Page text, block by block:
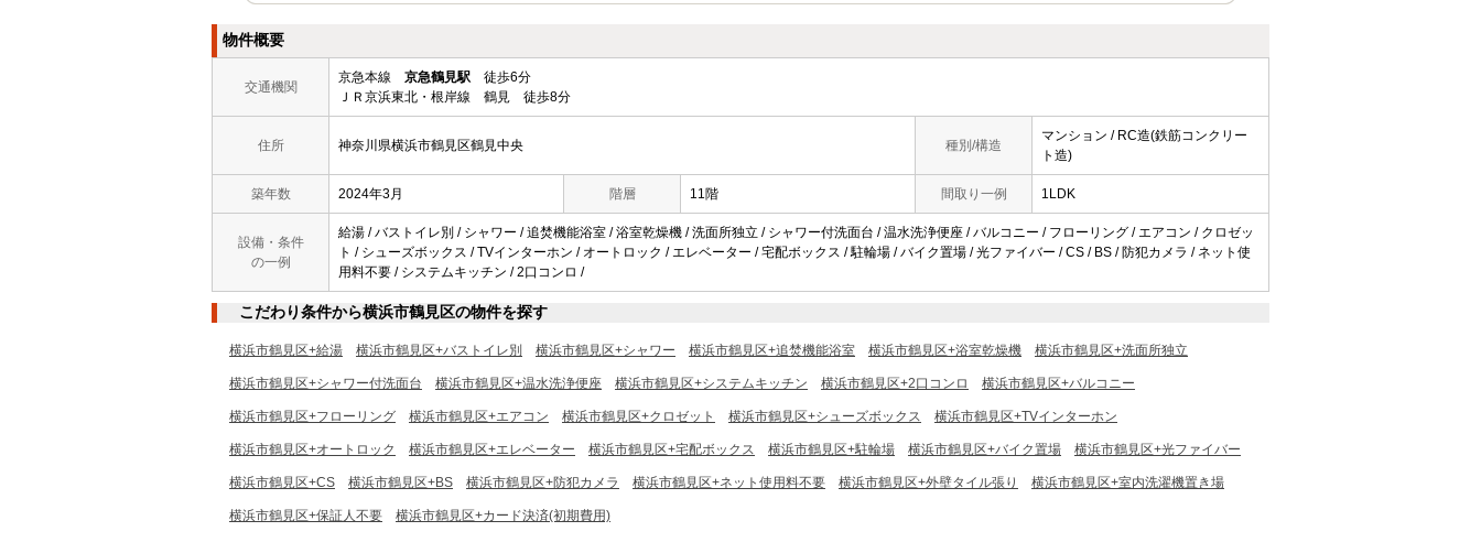
物件概要
交通機関
京急本線 京急鶴見駅 徒歩6分
ＪＲ京浜東北・根岸線 鶴見 徒歩8分
住所 神奈川県横浜市鶴見区鶴見中央 種別/構造
マンション / RC造(鉄筋コンクリー
ト造)
築年数 2024年3月 階層 11階 間取り一例 1LDK
設備・条件
の一例
給湯 / バストイレ別 / シャワー / 追焚機能浴室 / 浴室乾燥機 / 洗面所独立 / シャワー付洗面台 / 温水洗浄便座 / バルコニー / フローリング / エアコン / クロゼッ
ト / シューズボックス / TVインターホン / オートロック / エレベーター / 宅配ボックス / 駐輪場 / バイク置場 / 光ファイバー / CS / BS / 防犯カメラ / ネット使
用料不要 / システムキッチン / 2口コンロ /
こだわり条件から横浜市鶴見区の物件を探す
横浜市鶴見区+給湯 横浜市鶴見区+バストイレ別 横浜市鶴見区+シャワー 横浜市鶴見区+追焚機能浴室 横浜市鶴見区+浴室乾燥機 横浜市鶴見区+洗面所独立
横浜市鶴見区+シャワー付洗面台 横浜市鶴見区+温水洗浄便座 横浜市鶴見区+システムキッチン 横浜市鶴見区+2口コンロ 横浜市鶴見区+バルコニー
横浜市鶴見区+フローリング 横浜市鶴見区+エアコン 横浜市鶴見区+クロゼット 横浜市鶴見区+シューズボックス 横浜市鶴見区+TVインターホン
横浜市鶴見区+オートロック 横浜市鶴見区+エレベーター 横浜市鶴見区+宅配ボックス 横浜市鶴見区+駐輪場 横浜市鶴見区+バイク置場 横浜市鶴見区+光ファイバー
横浜市鶴見区+CS 横浜市鶴見区+BS 横浜市鶴見区+防犯カメラ 横浜市鶴見区+ネット使用料不要 横浜市鶴見区+外壁タイル張り 横浜市鶴見区+室内洗濯機置き場
横浜市鶴見区+保証人不要 横浜市鶴見区+カード決済(初期費用)